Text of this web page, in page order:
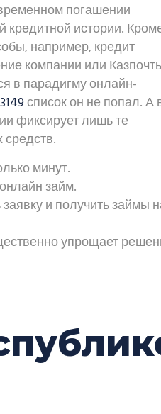
погашении
кредитной истории.
например, кредит
компании или
в парадигму онлайн-
список он не попал. А
фиксирует лишь те
минут.
займ.
и получить займы
упрощает